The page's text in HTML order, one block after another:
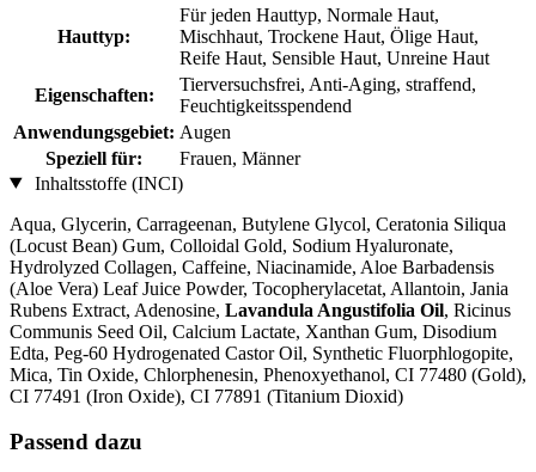
Hauttyp:
Für jeden Hauttyp, Normale Haut,
Mischhaut, Trockene Haut, Ölige Haut,
Reife Haut, Sensible Haut, Unreine Haut
Eigenschaften:
Tierversuchsfrei, Anti-Aging, straffend,
Feuchtigkeitsspendend
Anwendungsgebiet: Augen
Speziell für:
Frauen, Männer
Inhaltsstoffe (INCI)
Aqua, Glycerin, Carrageenan, Butylene Glycol, Ceratonia Siliqua
(Locust Bean) Gum, Colloidal Gold, Sodium Hyaluronate,
Hydrolyzed Collagen, Caffeine, Niacinamide, Aloe Barbadensis
(Aloe Vera) Leaf Juice Powder, Tocopherylacetat, Allantoin, Jania
Rubens Extract, Adenosine, Lavandula Angustifolia Oil, Ricinus
Communis Seed Oil, Calcium Lactate, Xanthan Gum, Disodium
Edta, Peg-60 Hydrogenated Castor Oil, Synthetic Fluorphlogopite,
Mica, Tin Oxide, Chlorphenesin, Phenoxyethanol, CI 77480 (Gold),
CI 77491 (Iron Oxide), CI 77891 (Titanium Dioxid)
Passend dazu